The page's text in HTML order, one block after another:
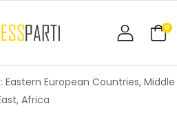
0
European Countries, Middle
Africa